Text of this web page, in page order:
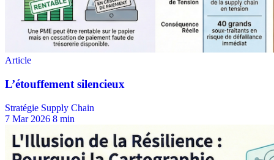
Stratégie Supply Chain
7 Mar 2026 8 min